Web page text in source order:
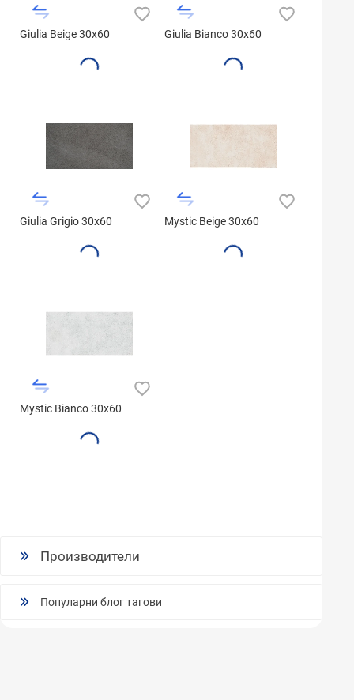
Giulia Beige 30x60 Giulia Bianco 30x60
Giulia Grigio 30x60 Mystic Beige 30x60
Mystic Bianco 30x60
Производители
Популарни блог тагови